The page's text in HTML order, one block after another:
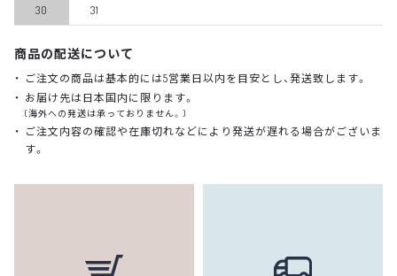
30
31
商品の配送について
ご注文の商品は基本的には5営業日以内を目安とし、発送致します。
お届け先は日本国内に限ります。
(海外への発送は承っておりません。)
ご注文内容の確認や在庫切れなどにより発送が遅れる場合がございま
す。